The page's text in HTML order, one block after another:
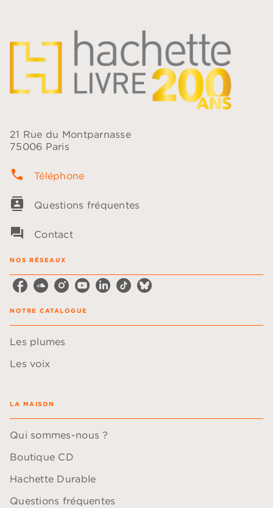
21 Rue du Montparnasse
75006 Paris
phone Téléphone
contacts Questions fréquentes
question_answer Contact
NOS RÉSEAUX
NOTRE CATALOGUE
Les plumes
Les voix
LA MAISON
Qui sommes-nous ?
Boutique CD
Hachette Durable
Questions fréquentes